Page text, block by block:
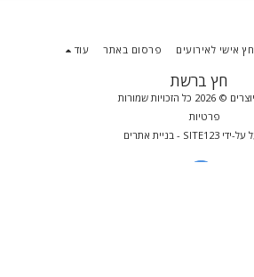
חץ ברשת
כל הזכויות שמורות
פרטיות
על-ידיSITE123
- בניית אתרים
אישי לאירועים פרסום באתר עוד